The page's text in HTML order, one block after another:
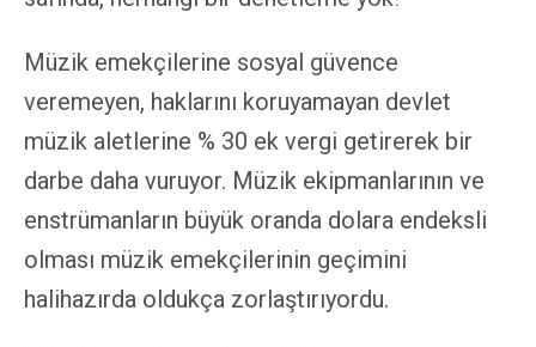
Müzik emekçilerine sosyal güvence
veremeyen, haklarını koruyamayan devlet
müzik aletlerine % 30 ek vergi getirerek bir
darbe daha vuruyor. Müzik ekipmanlarının ve
enstrümanların büyük oranda dolara endeksli
olması müzik emekçilerinin geçimini
halihazırda oldukça zorlaştırıyordu.